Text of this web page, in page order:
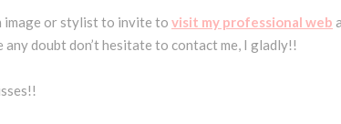
image or stylist to invite to visit my professional web
doubt don’t hesitate to contact me, I gladly!!